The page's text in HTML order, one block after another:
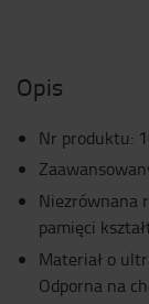
Opis
Nr produktu:
Niezrównana
pamięci
Materiał o
Odporna na